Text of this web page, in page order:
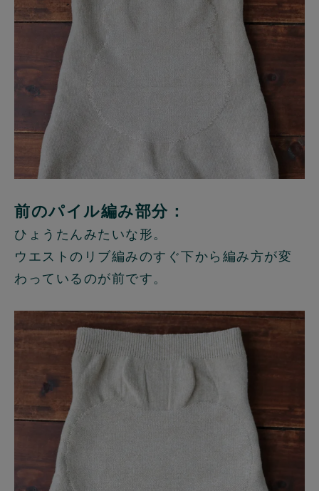
前のパイル編み部分：
ひょうたんみたいな形。
ウエストのリブ編みのすぐ下から編み方が変
わっているのが前です。